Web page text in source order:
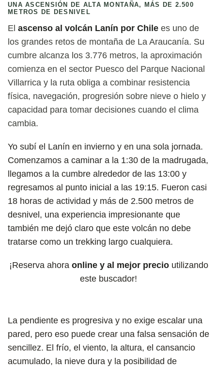
UNA ASCENSIÓN DE ALTA MONTAÑA, MÁS DE 2.500
METROS DE DESNIVEL
El ascenso al volcán Lanín por Chile es uno de
los grandes retos de montaña de La Araucanía. Su
cumbre alcanza los 3.776 metros, la aproximación
comienza en el sector Puesco del Parque Nacional
Villarrica y la ruta obliga a combinar resistencia
física, navegación, progresión sobre nieve o hielo y
capacidad para tomar decisiones cuando el clima
cambia.
Yo subí el Lanín en invierno y en una sola jornada.
Comenzamos a caminar a la 1:30 de la madrugada,
llegamos a la cumbre alrededor de las 13:00 y
regresamos al punto inicial a las 19:15. Fueron casi
18 horas de actividad y más de 2.500 metros de
desnivel, una experiencia impresionante que
también me dejó claro que este volcán no debe
tratarse como un trekking largo cualquiera.
¡Reserva ahora online y al mejor precioutilizando
este buscador!
La pendiente es progresiva y no exige escalar una
pared, pero eso puede crear una falsa sensación de
sencillez. El frío, el viento, la altura, el cansancio
acumulado, la nieve dura y la posibilidad de